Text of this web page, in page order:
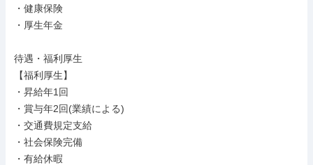
・健康保険
・厚生年金
待遇・福利厚生
【福利厚生】
・昇給年1回
・賞与年2回(業績による)
・交通費規定支給
・社会保険完備
・有給休暇